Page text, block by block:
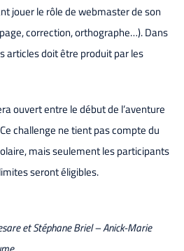
jouer le rôle de webmaster de son
correction, orthographe…). Dans
articles doit être produit par les
ouvert entre le début de l’aventure
Ce challenge ne tient pas compte du
mais seulement les participants
seront éligibles.
et Stéphane Briel – Anick-Marie